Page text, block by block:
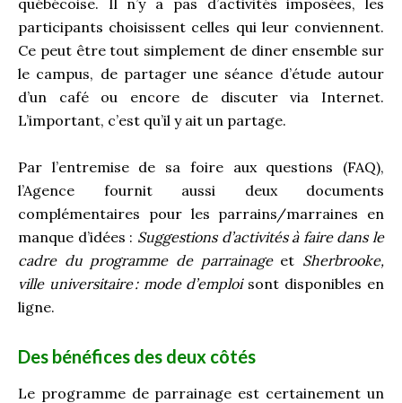
participants choisissent celles qui leur conviennent.
Ce peut être tout simplement de diner ensemble sur
le campus, de partager une séance d’étude autour
d’un café ou encore de discuter via Internet.
L’important, c’est qu’il y ait un partage.
Par l’entremise de sa foire aux questions (FAQ),
l’Agence fournit aussi deux documents
complémentaires pour les parrains/marraines en
manque d’idées : Suggestions d’activités à faire dans le
cadre du programme de parrainage et Sherbrooke,
ville universitaire : mode d’emploisont disponibles en
ligne.
Des bénéfices des deux côtés
Le programme de parrainage est certainement un